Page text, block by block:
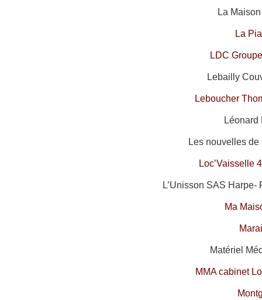
La
La
LDC
Lebailly
Leboucher
Léonard
Les nouvelles
Loc’Vaisselle
L’Unisson SAS
Ma
Matériel
MMA cabinet